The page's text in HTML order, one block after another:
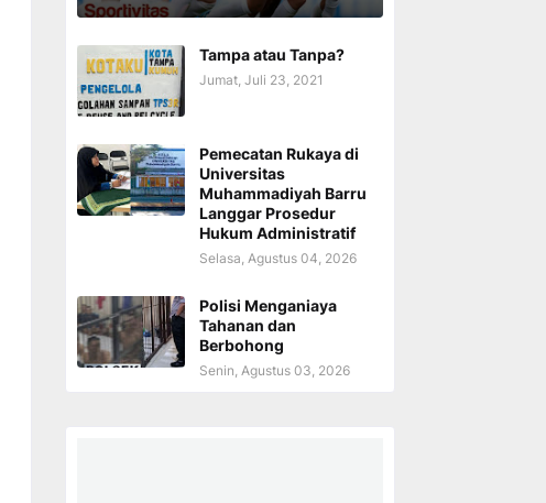
Tampa atau Tanpa?
Jumat, Juli 23, 2021
Pemecatan Rukaya di
Universitas
Muhammadiyah Barru
Langgar Prosedur
Hukum Administratif
Selasa, Agustus 04, 2026
Polisi Menganiaya
Tahanan dan
Berbohong
Senin, Agustus 03, 2026